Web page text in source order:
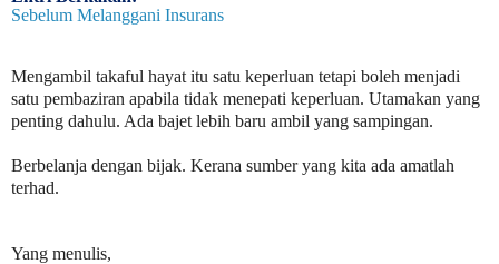
Sebelum Melanggani Insurans
Mengambil takaful hayat itu satu keperluan tetapi boleh menjadi
satu pembaziran apabila tidak menepati keperluan. Utamakan yang
penting dahulu. Ada bajet lebih baru ambil yang sampingan.
Berbelanja dengan bijak. Kerana sumber yang kita ada amatlah
terhad.
Yang menulis,